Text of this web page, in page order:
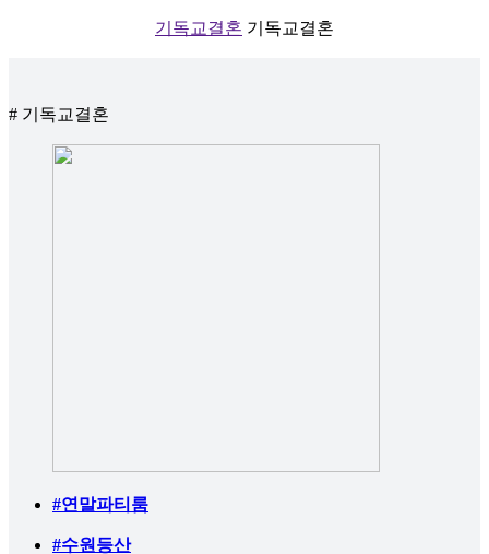
기독교결혼 기독교결혼
# 기독교결혼
#연말파티룸
#수원등산